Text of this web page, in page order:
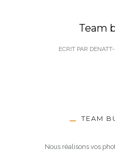
Team
ECRIT PAR
TEAM
Nous réalisons vos